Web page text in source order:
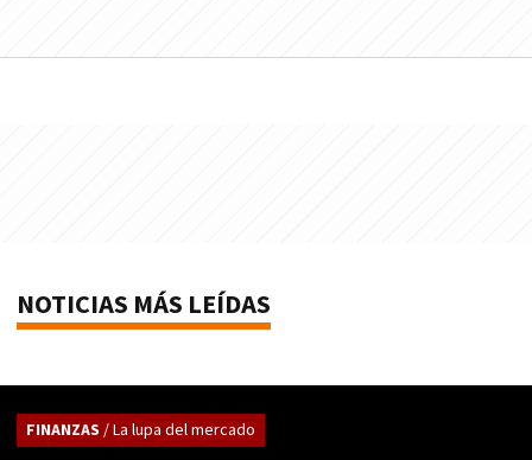
NOTICIAS MÁS LEÍDAS
FINANZAS / La lupa del mercado